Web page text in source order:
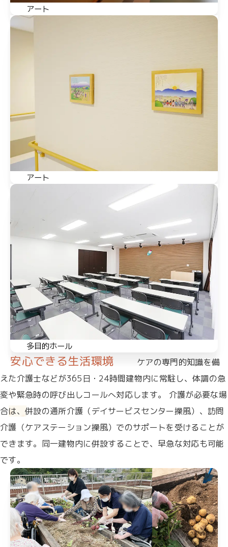
アート
アート
多目的ホール
安心できる生活環境
ケアの専門的知識を備
えた介護士などが365日・24時間建物内に常駐し、体調の急
変や緊急時の呼び出しコールへ対応します。
介護が必要な場
合は、併設の通所介護（デイサービスセンター操風）、訪問
介護（ケアステーション操風）でのサポートを受けることが
できます。同一建物内に併設することで、早急な対応も可能
です。